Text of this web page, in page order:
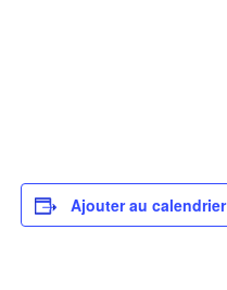
Ajouter au calendrier